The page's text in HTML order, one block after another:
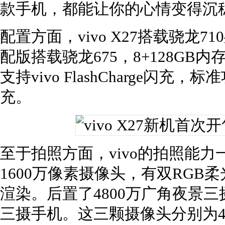
款手机，都能让你的心情变得沉
配置方面，vivo X27搭载骁龙
配版搭载骁龙675，8+128GB内
支持vivo FlashCharge闪充，标
充。
至于拍照方面，vivo的拍照能力
1600万像素摄像头，有双RGB
渲染。后置了4800万广角夜景
三摄手机。这三颗摄像头分别为